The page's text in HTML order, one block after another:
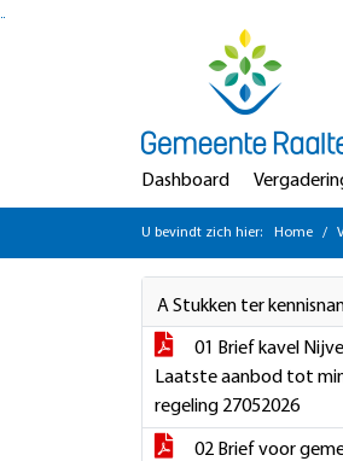
Ga naar de inhoud van deze pagina
Dashboard
U bevindt zich hier: Home
A Stukken ter
01 Brief kavel
Laatste aanbod tot
regeling 27052026
02 Brief voor